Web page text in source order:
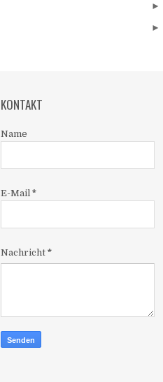
►
►
KONTAKT
Name
E-Mail *
Nachricht *